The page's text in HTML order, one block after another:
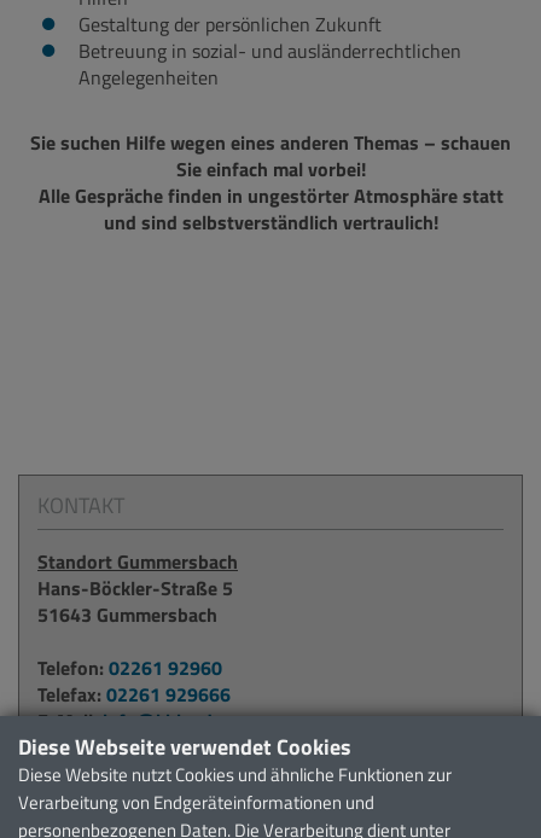
Diese Webseite verwendet Cookies
Diese Website nutzt Cookies und ähnliche Funktionen zur
Verarbeitung von Endgeräteinformationen und
personenbezogenen Daten. Die Verarbeitung dient unter
Gestaltung der persönlichen Zukunft
Betreuung in sozial- und ausländerrechtlichen
Angelegenheiten
Sie suchen Hilfe wegen eines anderen Themas – schauen
Sie einfach mal vorbei!
Alle Gespräche finden in ungestörter Atmosphäre statt
und sind selbstverständlich vertraulich!
KONTAKT
Standort Gummersbach
Hans-Böckler-Straße 5
51643 Gummersbach
Telefon: 02261 92960
Telefax: 02261 929666
E-Mail: info@kbko.de
Standort Waldbröl
Alter Krankenhausweg 6